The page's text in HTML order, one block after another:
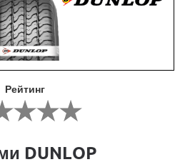
Рейтинг
DUNLOP